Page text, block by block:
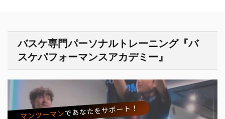
バスケ専門パーソナルトレーニング『バ
スケパフォーマンスアカデミー』